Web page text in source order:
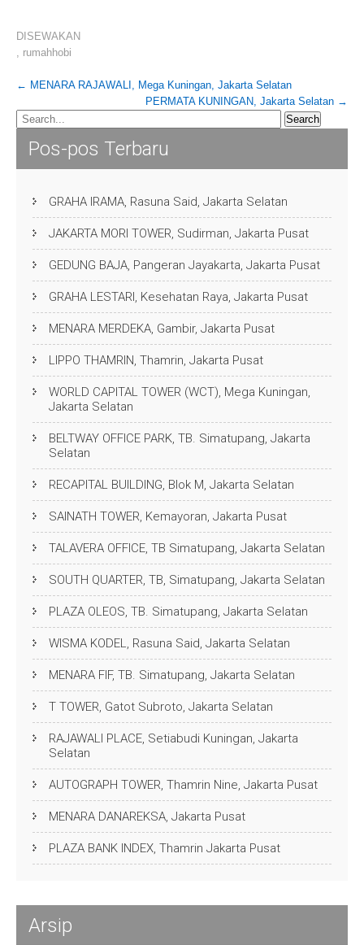
DISEWAKAN
, rumahhobi
Post
navigation
← MENARA RAJAWALI, Mega Kuningan, Jakarta Selatan
PERMATA KUNINGAN, Jakarta Selatan →
Pos-pos Terbaru
GRAHA IRAMA, Rasuna Said, Jakarta Selatan
JAKARTA MORI TOWER, Sudirman, Jakarta Pusat
GEDUNG BAJA, Pangeran Jayakarta, Jakarta Pusat
GRAHA LESTARI, Kesehatan Raya, Jakarta Pusat
MENARA MERDEKA, Gambir, Jakarta Pusat
LIPPO THAMRIN, Thamrin, Jakarta Pusat
WORLD CAPITAL TOWER (WCT), Mega Kuningan,
Jakarta Selatan
BELTWAY OFFICE PARK, TB. Simatupang, Jakarta
Selatan
RECAPITAL BUILDING, Blok M, Jakarta Selatan
SAINATH TOWER, Kemayoran, Jakarta Pusat
TALAVERA OFFICE, TB Simatupang, Jakarta Selatan
SOUTH QUARTER, TB, Simatupang, Jakarta Selatan
PLAZA OLEOS, TB. Simatupang, Jakarta Selatan
WISMA KODEL, Rasuna Said, Jakarta Selatan
MENARA FIF, TB. Simatupang, Jakarta Selatan
T TOWER, Gatot Subroto, Jakarta Selatan
RAJAWALI PLACE, Setiabudi Kuningan, Jakarta
Selatan
AUTOGRAPH TOWER, Thamrin Nine, Jakarta Pusat
MENARA DANAREKSA, Jakarta Pusat
PLAZA BANK INDEX, Thamrin Jakarta Pusat
Arsip